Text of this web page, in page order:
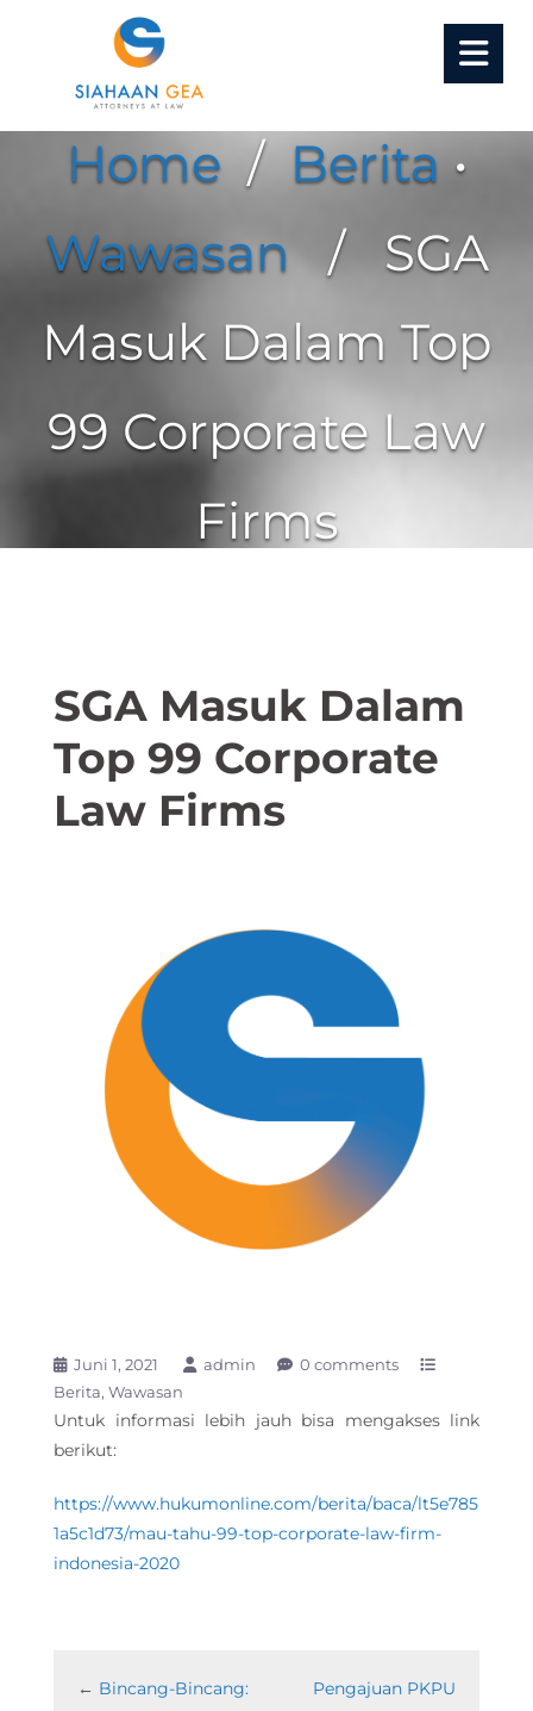
Home/Berita•
Wawasan/ SGA
Masuk Dalam Top
99 Corporate Law
Firms
SGA Masuk Dalam
Top 99 Corporate
Law Firms
Juni 1, 2021 admin
0 comments
Berita Wawasan
Untuk informasi lebih jauh bisa mengakses link
berikut:
https://www.hukumonline.com/berita/baca/lt5e785
1a5c1d73/mau-tahu-99-top-corporate-law-firm-
indonesia-2020
← Bincang-Bincang:
Pengajuan PKPU